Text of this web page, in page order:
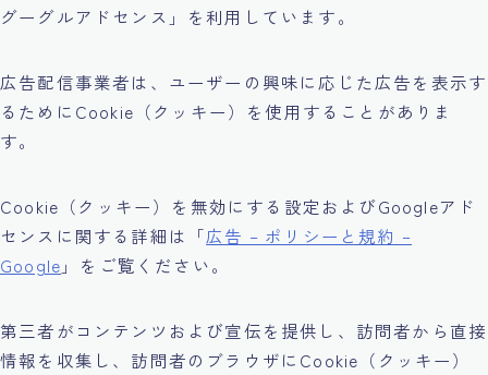
グーグルアドセンス」を利用しています。
広告配信事業者は、ユーザーの興味に応じた広告を表示す
るためにCookie（クッキー）を使用することがありま
す。
Cookie（クッキー）を無効にする設定およびGoogleアド
センスに関する詳細は「広告 – ポリシーと規約 –
Google 」をご覧ください。
第三者がコンテンツおよび宣伝を提供し、訪問者から直接
情報を収集し、訪問者のブラウザにCookie（クッキー）